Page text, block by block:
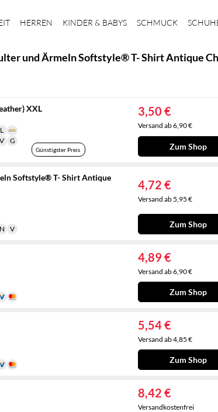
HERREN KINDER & BABYS SCHMUCK
und Ärmeln Softstyle® T- Shirt Antique
XXL
Günstigster Preis
3,50 €
Versand ab 6,90 €
Zum Shop
Softstyle® T- Shirt Antique
4,72 €
Versand ab 5,95 €
Zum Shop
4,89 €
Versand ab 6,90 €
Zum Shop
5,54 €
Versand ab 4,85 €
Zum Shop
8,42 €
Versandkostenfrei